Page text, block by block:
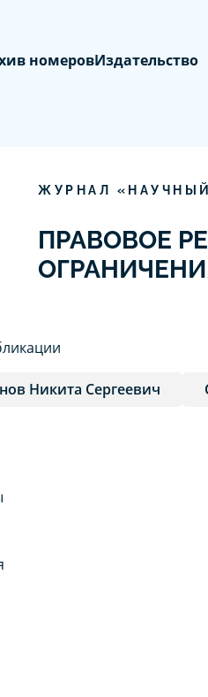
номеровИздательство
ЖУРНАЛ
ПРАВОВОЕ
Никита Сергеевич